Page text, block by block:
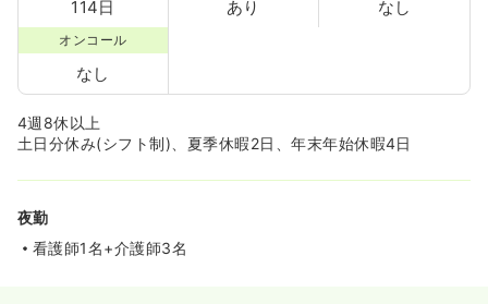
114日 あり なし
オンコール
なし
4週8休以上
土日分休み(シフト制)、夏季休暇2日、年末年始休暇4日
夜勤
看護師1名+介護師3名